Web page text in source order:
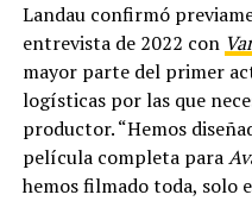
Landau confirmó
entrevista de 2022 con
mayor parte del primer
logísticas por las que
productor. “Hemos
película completa para
hemos filmado toda, solo